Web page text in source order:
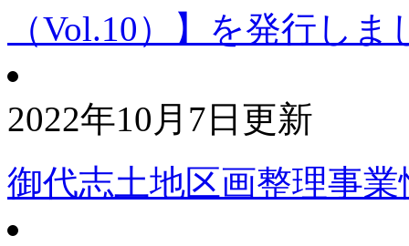
（Vol.10）】を発行しま
2022年10月7日更新
御代志土地区画整理事